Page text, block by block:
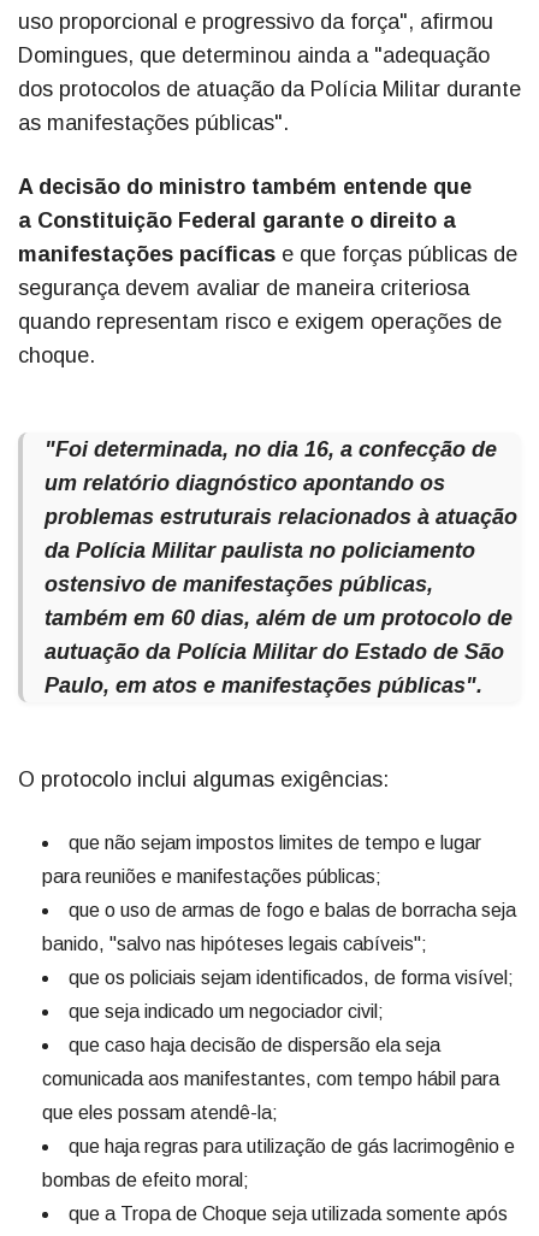
uso proporcional e progressivo da força", afirmou
Domingues, que determinou ainda a "adequação
dos protocolos de atuação da Polícia Militar durante
as manifestações públicas".
A decisão do ministro também entende que
a Constituição Federal garante o direito a
manifestações pacíficas e que forças públicas de
segurança devem avaliar de maneira criteriosa
quando representam risco e exigem operações de
choque.
"Foi determinada, no dia 16, a confecção de
um relatório diagnóstico apontando os
problemas estruturais relacionados à atuação
da Polícia Militar paulista no policiamento
ostensivo de manifestações públicas,
também em 60 dias, além de um protocolo de
autuação da Polícia Militar do Estado de São
Paulo, em atos e manifestações públicas".
O protocolo inclui algumas exigências:
que não sejam impostos limites de tempo e lugar
para reuniões e manifestações públicas;
que o uso de armas de fogo e balas de borracha seja
banido, "salvo nas hipóteses legais cabíveis";
que os policiais sejam identificados, de forma visível;
que seja indicado um negociador civil;
que caso haja decisão de dispersão ela seja
comunicada aos manifestantes, com tempo hábil para
que eles possam atendê-la;
que haja regras para utilização de gás lacrimogênio e
bombas de efeito moral;
que a Tropa de Choque seja utilizada somente após